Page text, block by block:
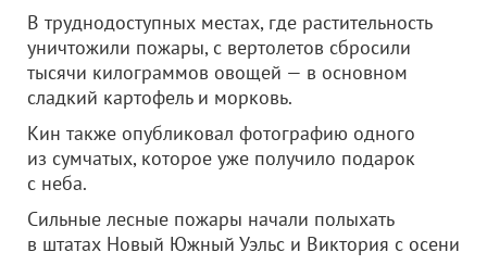
В труднодоступных местах, где растительность
уничтожили пожары, с вертолетов сбросили
тысячи килограммов овощей — в основном
сладкий картофель и морковь.
Кин также опубликовал фотографию одного
из сумчатых, которое уже получило подарок
с неба.
Сильные лесные пожары начали полыхать
в штатах Новый Южный Уэльс и Виктория с осени